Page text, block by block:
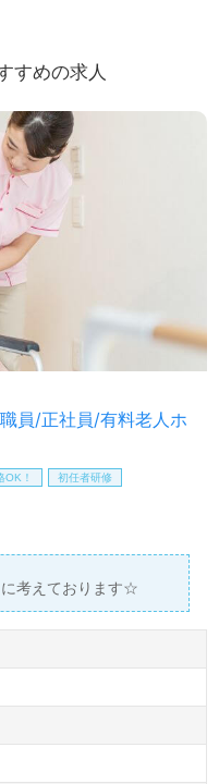
すめの求人
員/正社員/有料老人ホ
OK！ 初任者研修
考えております☆